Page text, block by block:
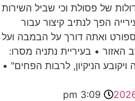
של פסולת וכי שביל השירות
הפך לנתיב קיצור עבור
ואתה דורך על הבמבה ועל
האזור • בעיריית נתניה מסרו:
הניקיון, לרבות הפחים" •
3:09 pm